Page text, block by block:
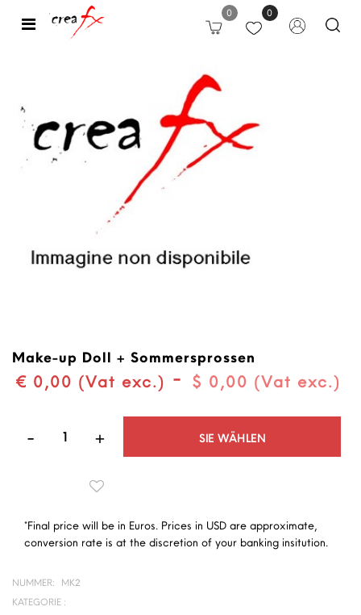
Open 0 0
Make-up Doll + Sommersprossen
€ 0,00 (Vat exc.) - $ 0,00 (Vat exc.)
SIE WÄHLEN
*Final price will be in Euros. Prices in USD are approximate,
conversion rate is at the discretion of your banking insitution.
NUMMER:
MK2
KATEGORIE :